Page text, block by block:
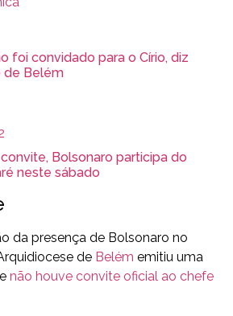
foi convidado para o Círio, diz
de Belém
Bolsonaro participa do
neste sábado
da presença de Bolsonaro no
de Belém emitiu uma
não houve convite oficial ao chefe